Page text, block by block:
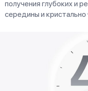
получения глубоких и
середины и кристально